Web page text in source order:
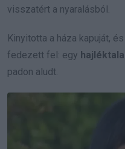
visszatért a nyaralásból.
Kinyitotta a háza kapuját,
fedezett fel: egy
padon aludt.